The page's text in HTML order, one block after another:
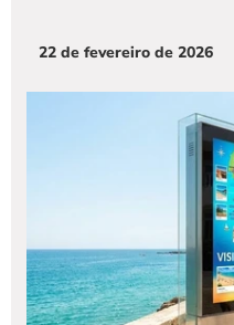
22 de fevereiro de 2026